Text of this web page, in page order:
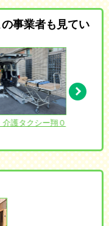
事業者も見てい
介護タクシー翔０
コン